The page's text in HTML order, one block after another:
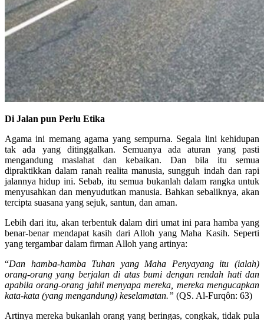
Agama ini memang agama yang sempurna. Segala lini kehidupan
tak ada yang ditinggalkan. Semuanya ada aturan yang pasti
mengandung maslahat dan kebaikan. Dan bila itu semua
dipraktikkan dalam ranah realita manusia, sungguh indah dan rapi
jalannya hidup ini. Sebab, itu semua bukanlah dalam rangka untuk
menyusahkan dan menyudutkan manusia. Bahkan sebaliknya, akan
Lebih dari itu, akan terbentuk dalam diri umat ini para hamba yang
benar-benar mendapat kasih dari Alloh yang Maha Kasih. Seperti
“Dan hamba-hamba Tuhan yang Maha Penyayang itu (ialah)
orang-orang yang berjalan di atas bumi dengan rendah hati dan
apabila orang-orang jahil menyapa mereka, mereka mengucapkan